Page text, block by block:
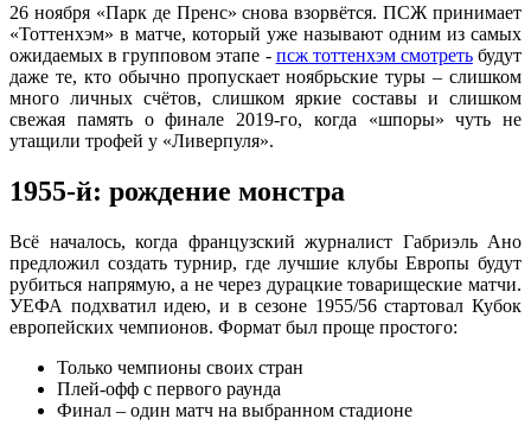
26 ноября «Парк де Пренс» снова взорвётся. ПСЖ принимает
«Тоттенхэм» в матче, который уже называют одним из самых
ожидаемых в групповом этапе - псж тоттенхэм смотретьбудут
даже те, кто обычно пропускает ноябрьские туры – слишком
много личных счётов, слишком яркие составы и слишком
свежая память о финале 2019-го, когда «шпоры» чуть не
утащили трофей у «Ливерпуля».
1955-й: рождение монстра
Всё началось, когда французский журналист Габриэль Ано
предложил создать турнир, где лучшие клубы Европы будут
рубиться напрямую, а не через дурацкие товарищеские матчи.
УЕФА подхватил идею, и в сезоне 1955/56 стартовал Кубок
европейских чемпионов. Формат был проще простого:
Только чемпионы своих стран
Плей-офф с первого раунда
Финал – один матч на выбранном стадионе